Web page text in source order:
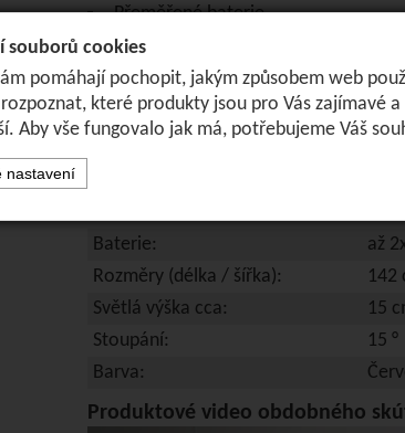
Přeměřené baterie
Výškově nastavitelná řídítka
Technické parametry
Rychlost:
17
Baterie:
až
Rozměry (délka / šířka):
142
Světlá výška cca:
15
Stoupání:
15 °
Barva:
Produktové video obdobného
souborů cookies
pomáhají pochopit, jakým způsobem web
které produkty jsou pro Vás zajímavé
Aby vše fungovalo jak má, potřebujeme Váš
nastavení